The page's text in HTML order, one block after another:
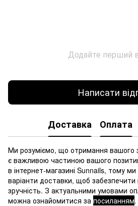
Додайте перший
Написати
Доставка Оплата
Ми розуміємо, що отримання вашого
є важливою частиною вашого
в інтернет-магазині Sunnails, тому ми
варіанти доставки, щоб
зручність. З актуальними умовами
можна ознайомитися за посиланням.